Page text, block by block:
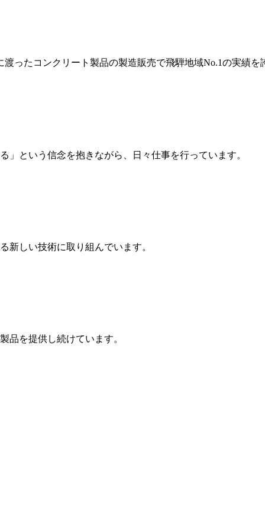
ったコンクリート製品の製造販売で飛騨地域No.1の実績を
という信念を抱きながら、日々仕事を行っています。
新しい技術に取り組んでいます。
品を提供し続けています。